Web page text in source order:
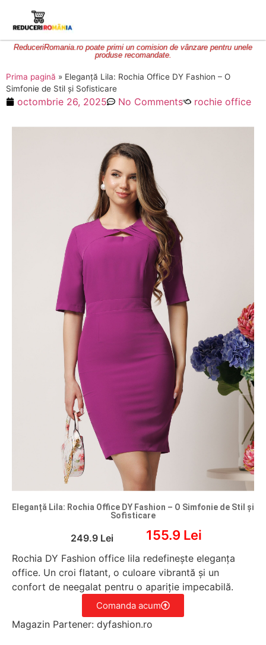
ReduceriRomania.ro poate primi un comision de vânzare pentru unele
produse recomandate.
Prima pagină » Eleganță Lila: Rochia Office DY Fashion – O
Simfonie de Stil și Sofisticare
octombrie 26, 2025 No Comments rochie office
Eleganță Lila: Rochia Office DY Fashion – O Simfonie de Stil și
Sofisticare
249.9 Lei 155.9 Lei
Rochia DY Fashion office lila redefinește eleganța
office. Un croi flatant, o culoare vibrantă și un
confort de neegalat pentru o apariție impecabilă.
Comanda acum
Magazin Partener: dyfashion.ro